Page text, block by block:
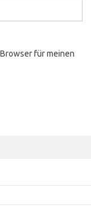
für meinen